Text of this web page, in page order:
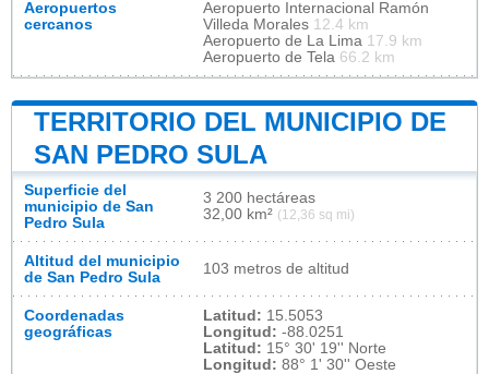
Aeropuertos
cercanos
Aeropuerto Internacional Ramón
Villeda Morales 12.4 km
Aeropuerto de La Lima 17.9 km
Aeropuerto de Tela 66.2 km
TERRITORIO DEL MUNICIPIO DE
SAN PEDRO SULA
Superficie del
municipio de San
Pedro Sula
3 200 hectáreas
32,00 km² (12,36 sq mi)
Altitud del municipio
de San Pedro Sula
103 metros de altitud
Coordenadas
geográficas
Latitud: 15.5053
Longitud: -88.0251
Latitud: 15° 30' 19'' Norte
Longitud: 88° 1' 30'' Oeste